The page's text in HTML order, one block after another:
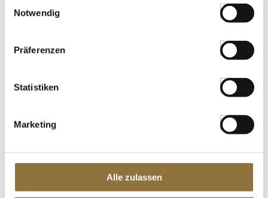
Notwendig
Präferenzen
Statistiken
Marketing
Alle zulassen
St.
Gewürzgarten Sternanis, ganz, 50 g
€ 6,38
€ 127,60/ kg
St.